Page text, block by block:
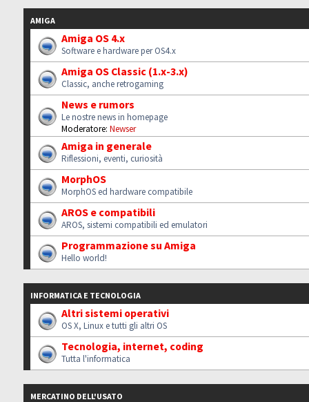
AMIGA
Amiga OS 4.x
Software e hardware per OS4.x
Amiga OS Classic (1.x-3.x)
Classic, anche retrogaming
News e rumors
Le nostre news in homepage
Moderatore: Newser
Amiga in generale
Riflessioni, eventi, curiosità
MorphOS
MorphOS ed hardware compatibile
AROS e compatibili
AROS, sistemi compatibili ed emulatori
Programmazione su Amiga
Hello world!
INFORMATICA E TECNOLOGIA
Altri sistemi operativi
OS X, Linux e tutti gli altri OS
Tecnologia, internet, coding
Tutta l'informatica
MERCATINO DELL'USATO